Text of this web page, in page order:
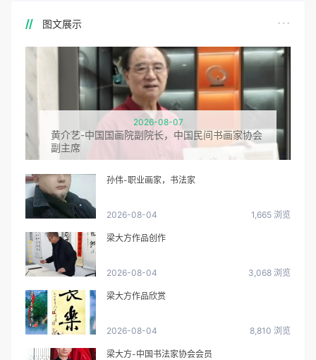
图文展示
2026-08-07
黄介艺-中国国画院副院长，中国民间书画家协会
副主席
孙伟-职业画家，书法家
2026-08-04 1,665 浏览
梁大方作品创作
2026-08-04 3,068 浏览
梁大方作品欣赏
2026-08-04 8,810 浏览
梁大方-中国书法家协会会员